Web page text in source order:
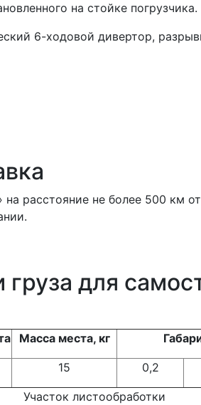
на стойке погрузчика.
6-ходовой дивертор,
на расстояние не более 500 км
для
Масса места, кг
15 0,2
Участок листообработки